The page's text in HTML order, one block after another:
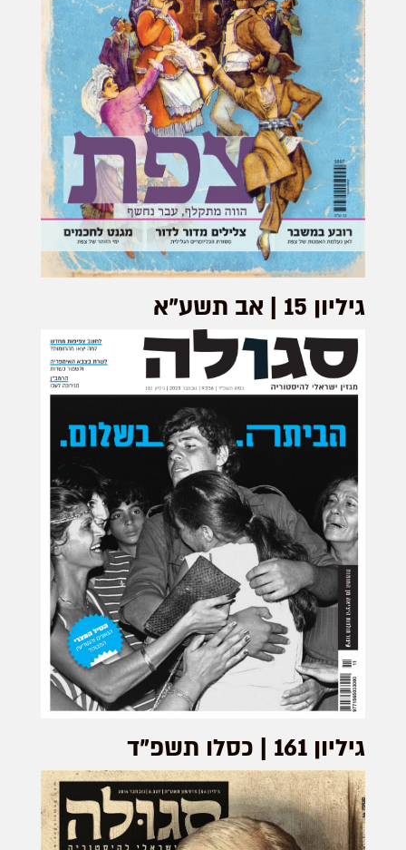
גיליון 15 | אב תשע"א
גיליון 161 | כסלו תשפ"ד